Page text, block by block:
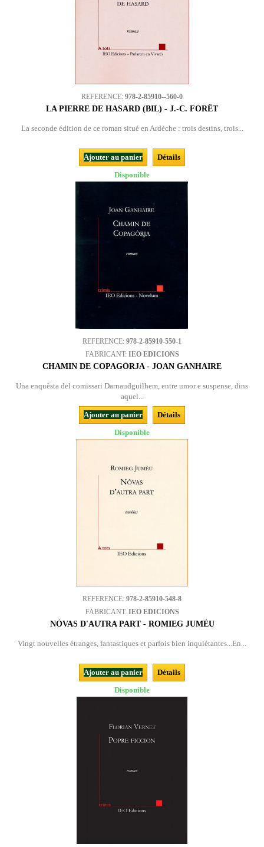
REFERENCE: 978-2-85910--560-0
LA PIERRE DE HASARD (BIL) - J.-C. FORÊT
La seconde édition de ce roman situé en Ardèche : trois destins, trois...
Ajouter au panier
Détails
Disponible
REFERENCE: 978-2-85910-550-1
FABRICANT: IEO EDICIONS
CHAMIN DE COPAGÒRJA - JOAN GANHAIRE
Una enquèsta del comissari Darnaudguilhem, entre umor e suspense, dins
aquel...
Ajouter au panier
Détails
Disponible
REFERENCE: 978-2-85910-548-8
FABRICANT: IEO EDICIONS
NÒVAS D'AUTRA PART - ROMIEG JUMÈU
Vingt nouvelles étranges, fantastiques et parfois bien inquiétantes...En...
Ajouter au panier
Détails
Disponible